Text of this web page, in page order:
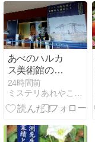
あべのハルカ
ス美術館の
「ゴッホの跳
ね橋と印象派
の画家たち」
た。
24時間前